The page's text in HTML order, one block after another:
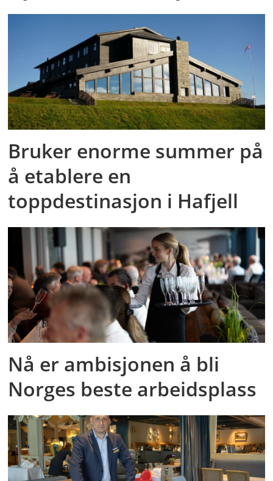
Bruker enorme summer på
å etablere en
toppdestinasjon i Hafjell
Nå er ambisjonen å bli
Norges beste arbeidsplass